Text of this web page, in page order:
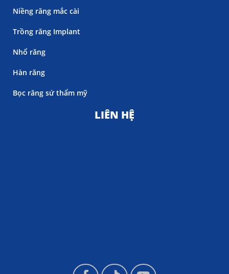
Niềng răng mắc cài
Trồng răng Implant
Nhổ răng
Hàn răng
Bọc răng sứ thẩm mỹ
LIÊN HỆ